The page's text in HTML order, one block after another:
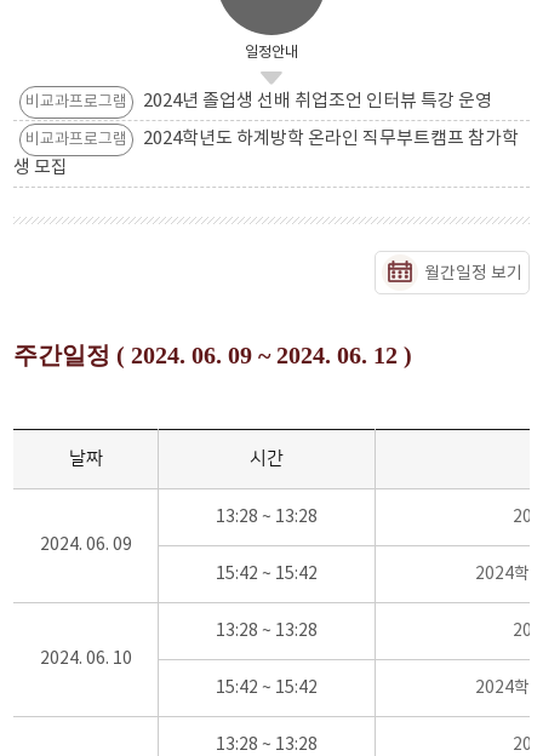
일정안내
비교과프로그램 2024년 졸업생 선배 취업조언 인터뷰 특강 운영
비교과프로그램
2024학년도 하계방학 온라인 직무부트캠프 참가학
생 모집
월간일정 보기
주간일정 ( 2024. 06. 09 ~ 2024. 06. 12 )
날짜 시간
2024. 06. 09
13:28 ~ 13:28
15:42 ~ 15:42 2024학
2024. 06. 10
13:28 ~ 13:28
15:42 ~ 15:42 2024학
13:28 ~ 13:28